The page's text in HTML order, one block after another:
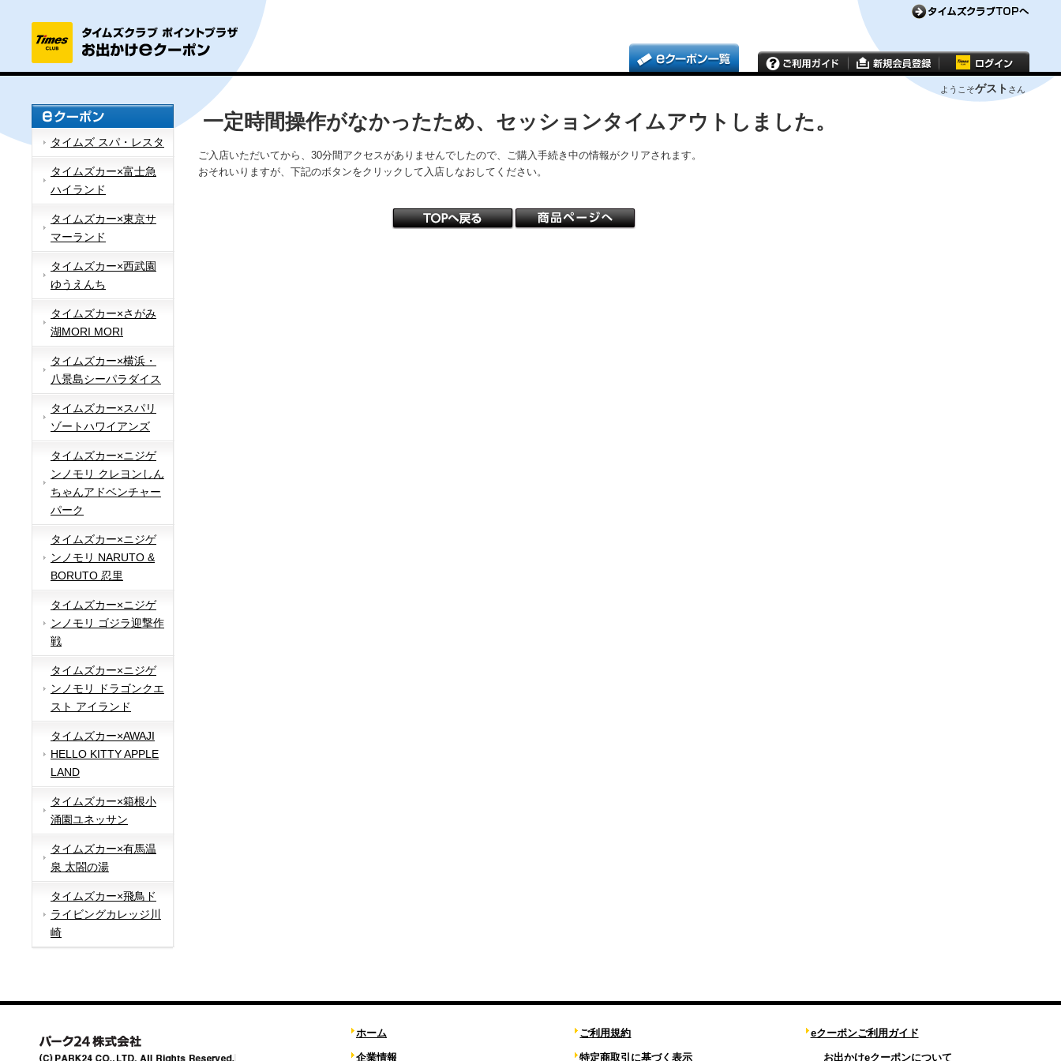
ようこそゲスト さん
タイムズ スパ・レスタ
タイムズカー×富士急
ハイランド
タイムズカー×東京サ
マーランド
タイムズカー×西武園
ゆうえんち
タイムズカー×さがみ
湖MORI MORI
タイムズカー×横浜・
八景島シーパラダイス
タイムズカー×スパリ
ゾートハワイアンズ
タイムズカー×ニジゲ
ンノモリ クレヨンしん
ちゃんアドベンチャー
パーク
タイムズカー×ニジゲ
ンノモリ NARUTO &
BORUTO 忍里
タイムズカー×ニジゲ
ンノモリ ゴジラ迎撃作
戦
タイムズカー×ニジゲ
ンノモリ ドラゴンクエ
スト アイランド
タイムズカー×AWAJI
HELLO KITTY APPLE
LAND
タイムズカー×箱根小
涌園ユネッサン
タイムズカー×有馬温
泉 太閤の湯
タイムズカー×飛鳥ド
ライビングカレッジ川
崎
一定時間操作がなかったため、セッションタイムアウトしました。
ご入店いただいてから、30分間アクセスがありませんでしたので、ご購入手続き中の情報がクリアされます。
おそれいりますが、下記のボタンをクリックして入店しなおしてください。
ホーム
企業情報
ご利用規約
特定商取引に基づく表示
eクーポンご利用ガイド
お出かけeクーポンについて